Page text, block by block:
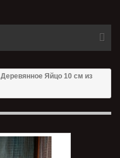
Деревянное Яйцо 10 см из